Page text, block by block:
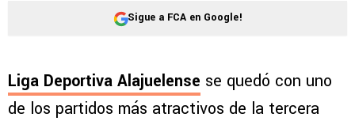
Sigue a FCA en Google!
Liga Deportiva Alajuelense se quedó con uno
de los partidos más atractivos de la tercera